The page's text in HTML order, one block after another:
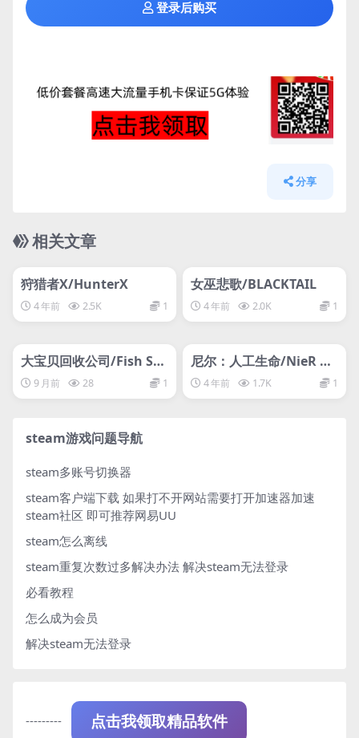
登录后购买
分享
相关文章
网盘下载游戏
狩猎者X/HunterX
4 年前 2.5K 1
网盘下载游戏
女巫悲歌/BLACKTAIL
4 年前 2.0K 1
网盘下载游戏
大宝贝回收公司/Fish Sti
ck Protocol
9 月前 28 1
网盘下载游戏
尼尔：人工生命/NieR Re
plicant™ ver.1.2247448
7139…
4 年前 1.7K 1
steam游戏问题导航
steam多账号切换器
steam客户端下载 如果打不开网站需要打开加速器加速
steam社区 即可推荐网易UU
steam怎么离线
steam重复次数过多解决办法 解决steam无法登录
必看教程
怎么成为会员
解决steam无法登录
--------- 点击我领取精品软件